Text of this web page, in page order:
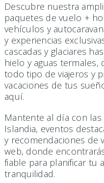
Descubre nuestra
paquetes de vuelo +
vehículos y
y experiencias
cascadas y glaciares
hielo y aguas termales,
todo tipo de viajeros y
vacaciones de tus
aquí.
Mantente al día con
Islandia, eventos
y recomendaciones de
web, donde
fiable para planificar tu
tranquilidad.